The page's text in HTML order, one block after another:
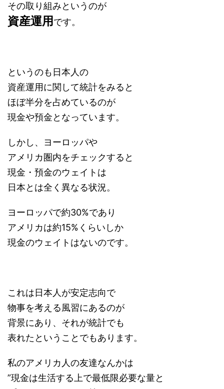
その取り組みというのが
資産運用です。
というのも日本人の
資産運用に関して統計をみると
ほぼ半分を占めているのが
現金や預金となっています。
しかし、ヨーロッパや
アメリカ圏内をチェックすると
現金・預金のウェイトは
日本とは全く異なる状況。
ヨーロッパで約30%であり
アメリカは約15%くらいしか
現金のウェイトはないのです。
これは日本人が安定志向で
物事を考える風習にあるのが
背景にあり、それが統計でも
表れたということでもあります。
私のアメリカ人の友達なんかは
”現金は生活する上で最低限必要な量と